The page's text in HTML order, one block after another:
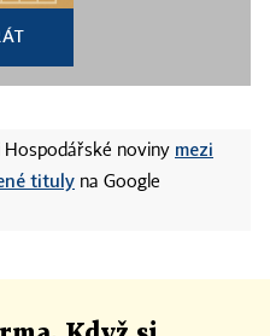
Hospodářské noviny mezi
tituly na Google